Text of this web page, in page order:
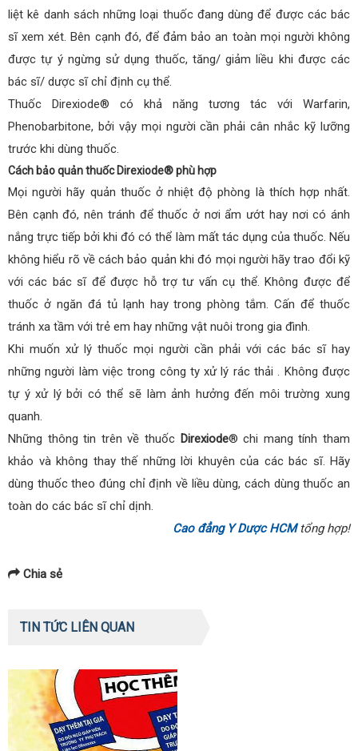
liệt kê danh sách những loại thuốc đang dùng để được các bác
sĩ xem xét. Bên cạnh đó, để đảm bảo an toàn mọi người không
được tự ý ngừng sử dụng thuốc, tăng/ giảm liều khi được các
bác sĩ/ dược sĩ chỉ định cụ thể.
Thuốc Direxiode® có khả năng tương tác với Warfarin,
Phenobarbitone, bởi vậy mọi người cần phải cân nhắc kỹ lưỡng
trước khi dùng thuốc.
Cách bảo quản thuốc Direxiode® phù hợp
Mọi người hãy quản thuốc ở nhiệt độ phòng là thích hợp nhất.
Bên cạnh đó, nên tránh để thuốc ở nơi ẩm ướt hay nơi có ánh
nắng trực tiếp bởi khi đó có thể làm mất tác dụng của thuốc. Nếu
không hiểu rõ về cách bảo quản khi đó mọi người hãy trao đổi kỹ
với các bác sĩ để được hỗ trợ tư vấn cụ thể. Không được để
thuốc ở ngăn đá tủ lạnh hay trong phòng tắm. Cấn để thuốc
tránh xa tầm với trẻ em hay những vật nuôi trong gia đình.
Khi muốn xử lý thuốc mọi người cần phải với các bác sĩ hay
những người làm việc trong công ty xử lý rác thải . Không được
tự ý xử lý bởi có thể sẽ làm ảnh hưởng đến môi trường xung
quanh.
Những thông tin trên về thuốc Direxiode® chi mang tính tham
khảo và không thay thế những lời khuyên của các bác sĩ. Hãy
dùng thuốc theo đúng chỉ định về liều dùng, cách dùng thuốc an
toàn do các bác sĩ chỉ dịnh.
Cao đẳng Y Dược HCMtổng hợp!
Chia sẻ
TIN TỨC LIÊN QUAN